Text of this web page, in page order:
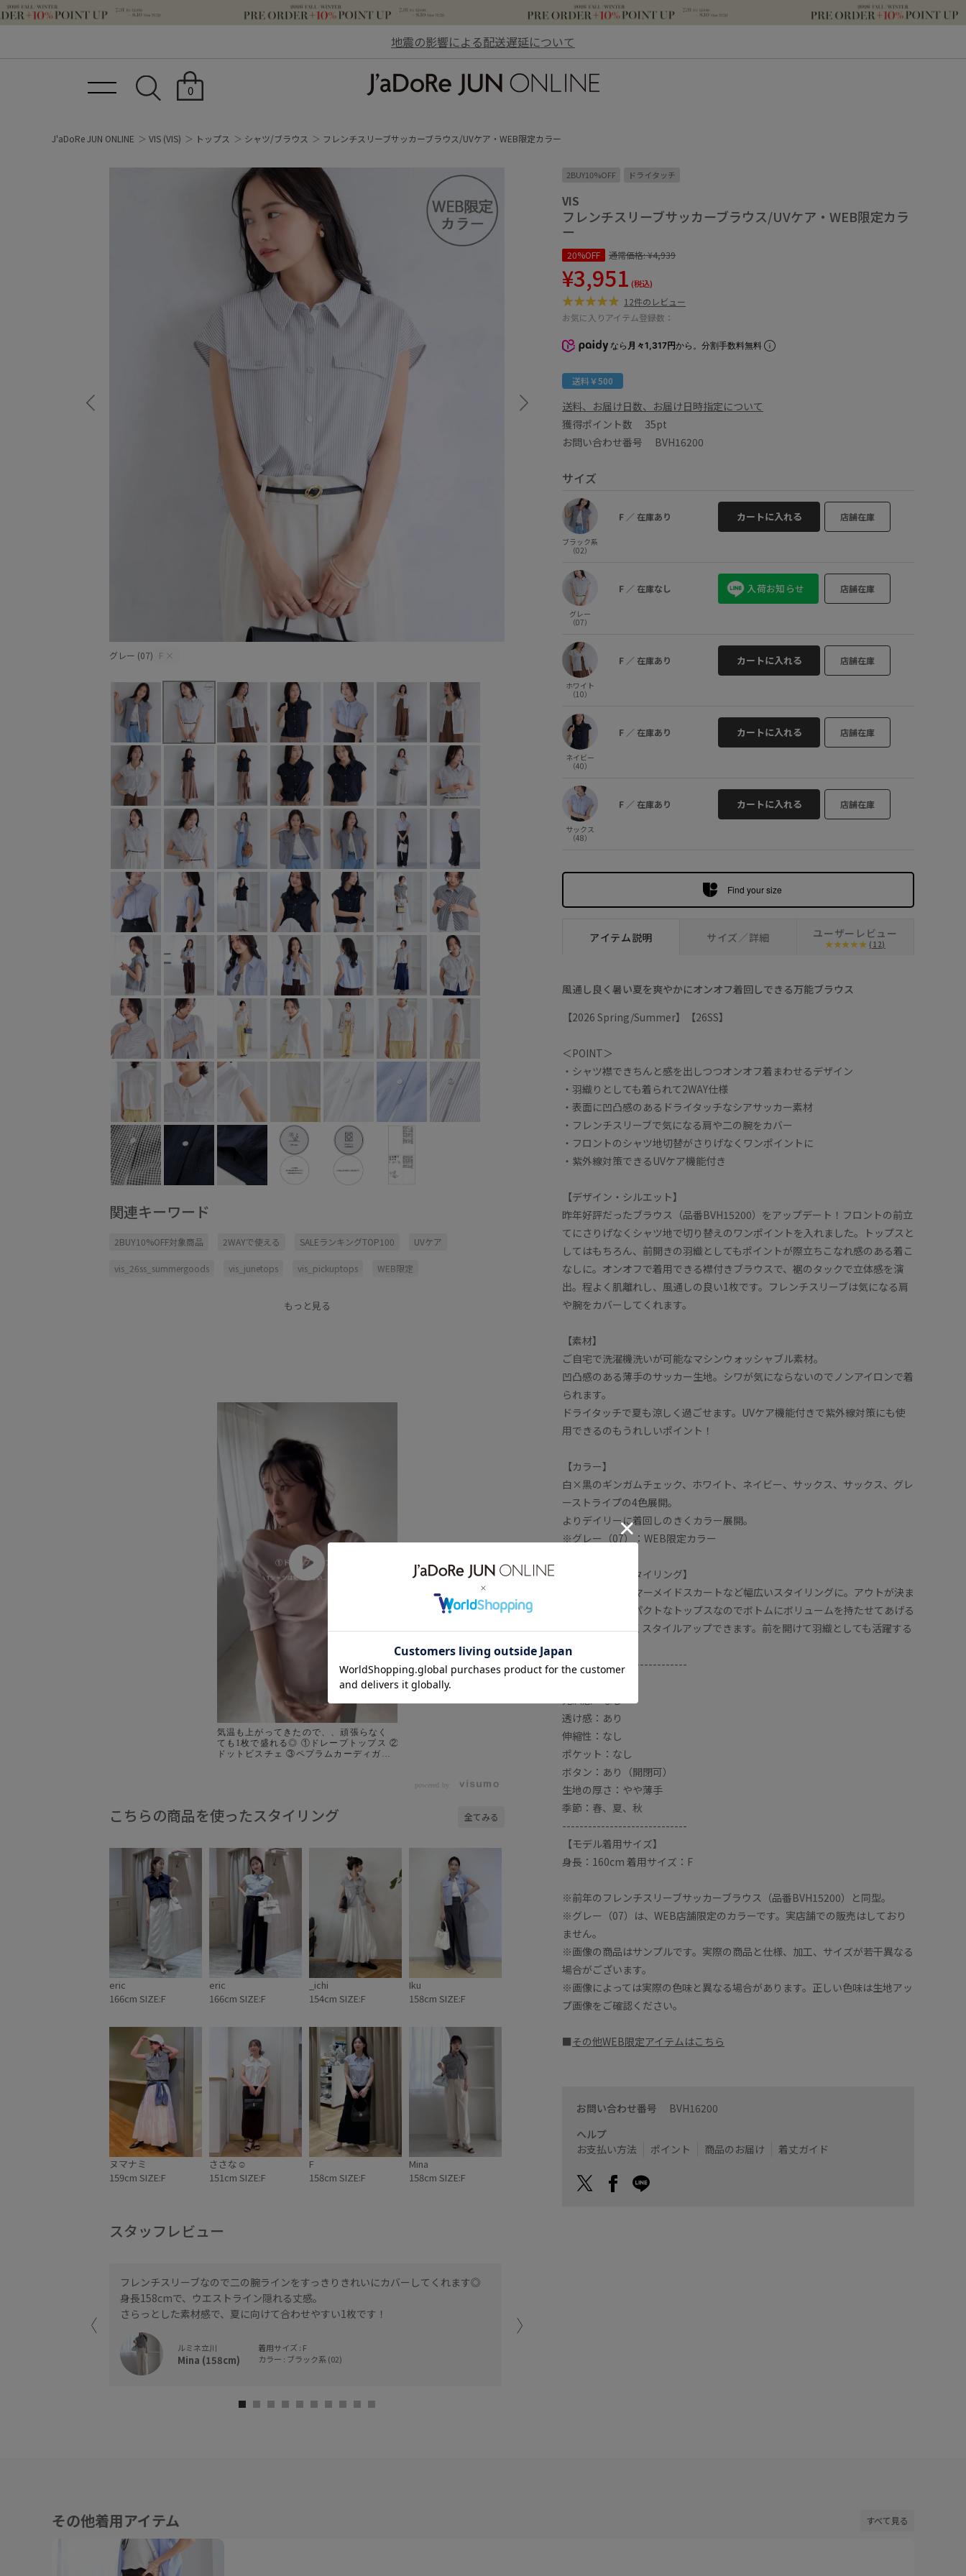
地震の影響による配送遅延について
0
J'aDoRe JUN ONLINE VIS (VIS) トップス シャツ/ブラウス フレンチスリーブサッカーブラウス/UVケア・WEB限定カラー
グレー (07) F × ホワイト (10) F ○
関連キーワード
2BUY10%OFF対象商品 2WAYで使える SALEランキングTOP100 UVケア
vis_26ss_summergoods vis_junetops vis_pickuptops WEB限定
ワイドパンツ 二の腕が隠れる 凹凸感
透け感
もっと見る
気温も上がってきたので、、頑張らなく
ても1枚で盛れる◎ ①ドレープトップス ②
ドットビスチェ ③ペプラムカーディガン
も気にならないくらいで夏汗かく季節に
もぴったり（ ; ; ）！！ これから入荷しま
powered by
こちらの商品を使ったスタイリング 全てみる
eric
166cm SIZE:F
eric
166cm SIZE:F
_ichi
154cm SIZE:F
Iku
158cm SIZE:F
ヌマナミ
159cm SIZE:F
ささな☺︎
151cm SIZE:F
F
158cm SIZE:F
Mina
158cm SIZE:F
スタッフレビュー
フレンチスリーブなので二の腕ラインをすっきりきれいにカバーしてくれます◎
身長158cmで、ウエストライン隠れる丈感。
さらっとした素材感で、夏に向けて合わせやすい1枚です！
ルミネ立川
Mina (158cm)
着用サイズ : F
カラー : ブラック系 (02)
なので、まとまりよくお召しいただけます。
2BUY10%OFF ドライタッチ
VIS
フレンチスリーブサッカーブラウス/UVケア・WEB限定カラ
ー
20%OFF 通常価格:¥4,939
¥3,951 (税込)
12件のレビュー
お気に入りアイテム登録数：
なら 月々1,317円から。分割手数料無料
送料￥500
送料、お届け日数、お届け日時指定について
獲得ポイント数 35pt
お問い合わせ番号 BVH16200
サイズ
ブラック系
（02）
F ／ 在庫あり カートに入れる 店舗在庫
グレー
（07）
F ／ 在庫なし 入荷お知らせ 店舗在庫
ホワイト
（10）
F ／ 在庫あり カートに入れる 店舗在庫
ネイビー
（40）
F ／ 在庫あり カートに入れる 店舗在庫
サックス
（48）
F ／ 在庫あり カートに入れる 店舗在庫
Find your size
アイテム説明 サイズ／詳細 ユーザーレビュー
(12)
風通し良く暑い夏を爽やかにオンオフ着回しできる万能ブラウス
【2026 Spring/Summer】【26SS】
＜POINT＞
・シャツ襟できちんと感を出しつつオンオフ着まわせるデザイン
・羽織りとしても着られて2WAY仕様
・表面に凹凸感のあるドライタッチなシアサッカー素材
・フレンチスリーブで気になる肩や二の腕をカバー
・フロントのシャツ地切替がさりげなくワンポイントに
・紫外線対策できるUVケア機能付き
【デザイン・シルエット】
昨年好評だったブラウス（品番BVH15200）をアップデート！フロントの前立
てにさりげなくシャツ地で切り替えのワンポイントを入れました。トップスと
してはもちろん、前開きの羽織としてもポイントが際立ちこなれ感のある着こ
なしに。オンオフで着用できる襟付きブラウスで、裾のタックで立体感を演
出。程よく肌離れし、風通しの良い1枚です。フレンチスリーブは気になる肩
や腕をカバーしてくれます。
【素材】
ご自宅で洗濯機洗いが可能なマシンウォッシャブル素材。
凹凸感のある薄手のサッカー生地。シワが気にならないのでノンアイロンで着
られます。
ドライタッチで夏も涼しく過ごせます。UVケア機能付きで紫外線対策にも使
用できるのもうれしいポイント！
【カラー】
白×黒のギンガムチェック、ホワイト、ネイビー、サックス、サックス、グレ
ーストライプの4色展開。
よりデイリーに着回しのきくカラー展開。
※グレー（07）：WEB限定カラー
【おすすめのスタイリング】
ワイドパンツやマーメイドスカートなど幅広いスタイリングに。アウトが決ま
るタイプのコンパクトなトップスなのでボトムにボリュームを持たせてあげる
と、バランスよくスタイルアップできます。前を開けて羽織としても活躍する
1枚です。
-----------------------------
透け感：あり
伸縮性：なし
ポケット：なし
ボタン：あり（開閉可）
生地の厚さ：やや薄手
季節：春、夏、秋
-----------------------------
【モデル着用サイズ】
身長：160cm 着用サイズ：F
※前年のフレンチスリーブサッカーブラウス（品番BVH15200）と同型。
※グレー（07）は、WEB店舗限定のカラーです。実店舗での販売はしており
ません。
※画像の商品はサンプルです。実際の商品と仕様、加工、サイズが若干異なる
場合がございます。
※画像によっては実際の色味と異なる場合があります。正しい色味は生地アッ
プ画像をご確認ください。
■その他WEB限定アイテムはこちら
お問い合わせ番号 BVH16200
ヘルプ
お支払い方法
ポイント 商品のお届け 着丈ガイド
その他着用アイテム すべて見る